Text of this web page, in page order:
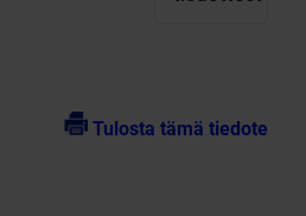
Tulosta tämä tiedote